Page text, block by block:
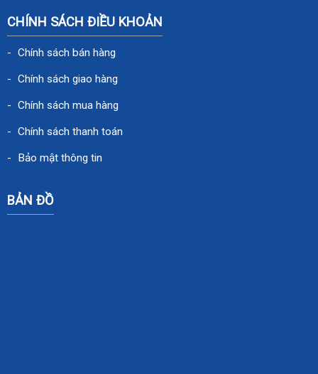
CHÍNH SÁCH ĐIỀU KHOẢN
Chính sách bán hàng
Chính sách giao hàng
Chính sách mua hàng
Chính sách thanh toán
Bảo mật thông tin
BẢN ĐỒ